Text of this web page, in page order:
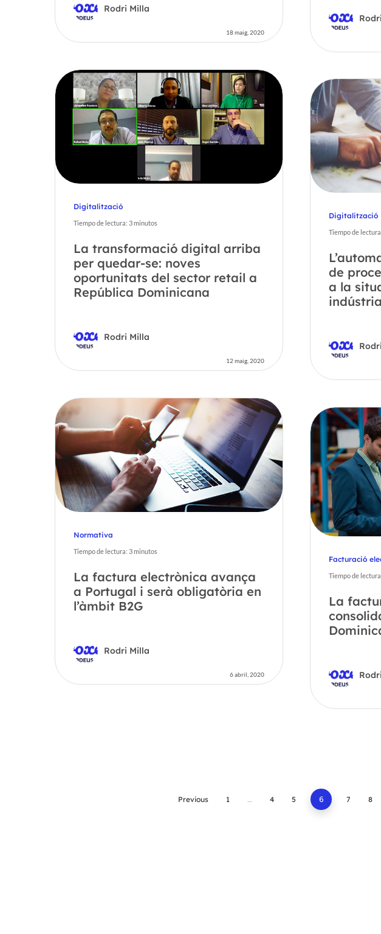
Rodri Milla
18 maig, 2020
Digitalització
Tiempo de lectura: 3minutos
La transformació digital arriba
per quedar-se: noves
oportunitats del sector retail a
República Dominicana
Rodri Milla
12 maig, 2020
Digitalització
Tiempo de
de
a la
Normativa
Tiempo de lectura: 3minutos
La factura electrònica avança
a Portugal i serà obligatòria en
l’àmbit B2G
Rodri Milla
6 abril, 2020
Facturació
Tiempo de
La
Previous 1 4 5 6 7 8